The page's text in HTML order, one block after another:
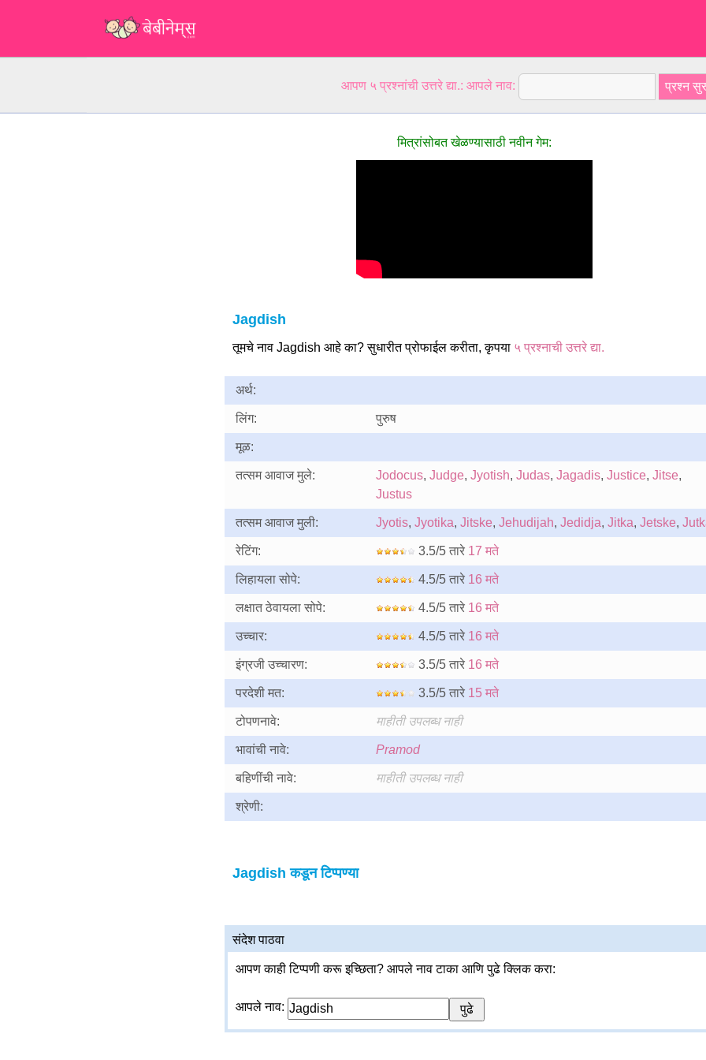
आपण ५ प्रश्नांची उत्तरे द्या.: आपले नाव:
मित्रांसोबत खेळण्यासाठी नवीन गेम:
Jagdish
तूमचे नाव Jagdish आहे का? सुधारीत प्रोफाईल करीता, कृपया ५ प्रश्नाची उत्तरे द्या.
अर्थ:
लिंग: पुरुष
मूळ:
तत्सम आवाज मुले: Jodocus, Judge, Jyotish, Judas, Jagadis, Justice, Jitse,
Justus
तत्सम आवाज मुली: Jyotis, Jyotika, Jitske, Jehudijah, Jedidja, Jitka, Jetske,
रेटिंग: 3.5/5 तारे 17 मते
लिहायला सोपे: 4.5/5 तारे 16 मते
लक्षात ठेवायला सोपे: 4.5/5 तारे 16 मते
उच्चार: 4.5/5 तारे 16 मते
इंग्रजी उच्चारण: 3.5/5 तारे 16 मते
परदेशी मत: 3.5/5 तारे 15 मते
टोपणनावे: माहीती उपलब्ध नाही
भावांची नावे: Pramod
बहिणींची नावे: माहीती उपलब्ध नाही
श्रेणी:
Jagdish कडून टिप्पण्या
संदेश पाठवा
आपण काही टिप्पणी करू इच्छिता? आपले नाव टाका आणि पुढे क्लिक करा:
आपले नाव: